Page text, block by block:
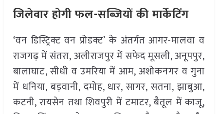
जिलेवार होगी फल-सब्जियों की मार्केटिंग
‘वन डिस्ट्रिक्ट वन प्रोडक्ट’ के अंतर्गत आगर-मालवा व
राजगढ़ में संतरा, अलीराजपुर में सफेद मूसली, अनूपपुर,
बालाघाट, सीधी व उमरिया में आम, अशोकनगर व गुना
में धनिया, बड़वानी, दमोह, धार, सागर, सतना, झाबुआ,
कटनी, रायसेन तथा शिवपुरी में टमाटर, बैतूल में काजू,